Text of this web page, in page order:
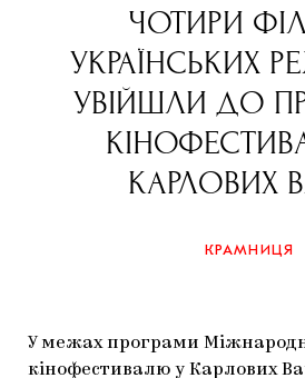
ІНТЕРВ’Ю
КУРАТОРИ
МУЗИКА
РІДНИЙ
ФЕСТИВАЛІ
ОСВІТА
ГАЛЕРЕЇ
СТАТТІ
ВИСТАВКИ
КОМЕНТАРІ
КНИЖКИ І
КОЛОНКИ
ЯК ПІДТРИМУВАТИ
КРАМНИЦЯ
ЧОТИРИ
УКРАЇНСЬКИХ
УВІЙШЛИ ДО
КАРЛОВИХ
КРАМНИЦЯ
У межах програми
кінофестивалю у Карлових